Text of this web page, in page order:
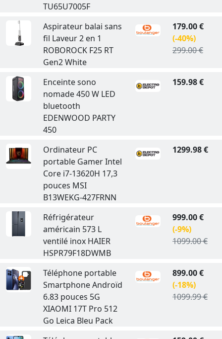
TU65U7005F
Aspirateur balai sans
fil Laveur 2 en 1
ROBOROCK F25 RT
Gen2 White
179.00 €
(-40%)
299.00 €
Enceinte sono
nomade 450 W LED
bluetooth
EDENWOOD PARTY
450
159.98 €
Ordinateur PC
portable Gamer Intel
Core i7-13620H 17,3
pouces MSI
B13WEKG-427FRNN
1299.98 €
Réfrigérateur
américain 573 L
ventilé inox HAIER
HSPR79F18DWMB
999.00 €
(-9%)
1099.00 €
Téléphone portable
Smartphone Androïd
6.83 pouces 5G
XIAOMI 17T Pro 512
Go Leica Bleu Pack
899.00 €
(-18%)
1099.99 €